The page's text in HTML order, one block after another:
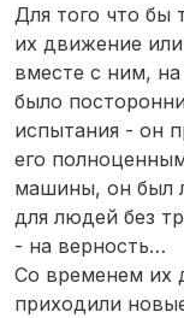
Для того что бы
их движение
вместе с ним,
было
испытания - он
его
машины, он был
для людей без
- на верность…
Со временем их
приходили